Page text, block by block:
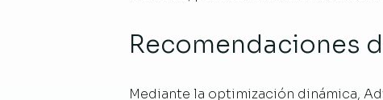
Recomendaciones
Mediante la optimización dinámica,